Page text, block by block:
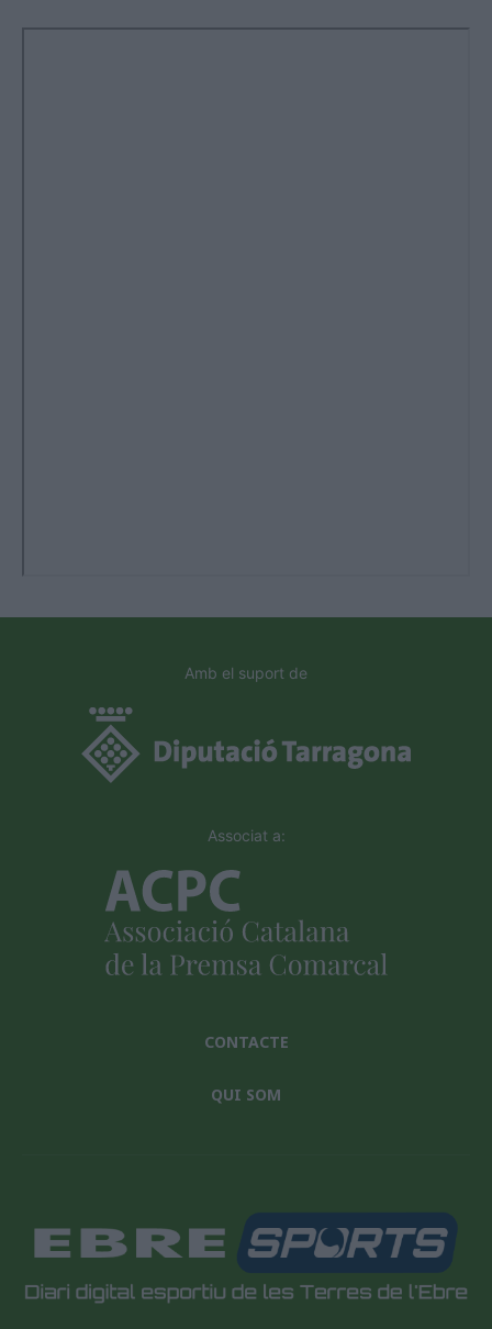
Amb el suport de
Associat a:
CONTACTE
QUI SOM